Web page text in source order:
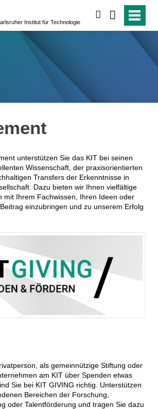
Institut für Technologie
unterstützen Sie das KIT bei seinen
Wissenschaft, der praxisorientierten
Transfers der Erkenntnisse in
Dazu bieten wir Ihnen vielfältige
mit Ihrem Fachwissen, Ihren Ideen oder
einzubringen und zu unserem Erfolg
als gemeinnützige Stiftung oder
am KIT über Spenden etwas
Sie bei KIT GIVING richtig. Unterstützen
Bereichen der Forschung,
oder Talentförderung und tragen Sie dazu